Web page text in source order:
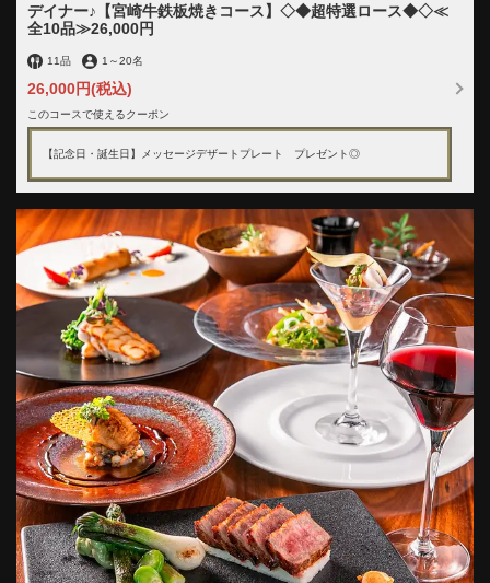
デイナー♪【宮崎牛鉄板焼きコース】◇◆超特選ロース◆◇≪
全10品≫26,000円
11品 1 ～20名
26,000円(税込)
このコースで使えるクーポン
【記念日・誕生日】メッセージデザートプレート プレゼント◎